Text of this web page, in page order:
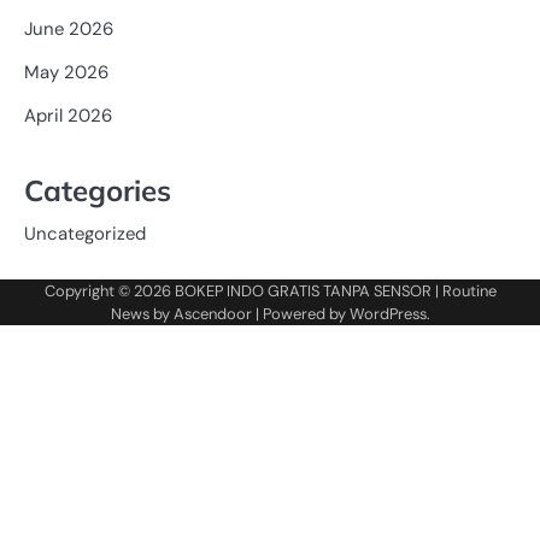
June 2026
May 2026
April 2026
Categories
Uncategorized
Copyright © 2026 BOKEP INDO GRATIS TANPA SENSOR | Routine
News byAscendoor| Powered byWordPress.